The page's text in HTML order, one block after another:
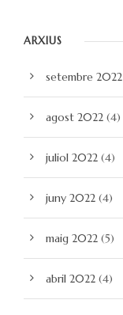
ARXIUS
setembre 2022
agost 2022 (4)
juliol 2022 (4)
juny 2022 (4)
maig 2022 (5)
abril 2022 (4)